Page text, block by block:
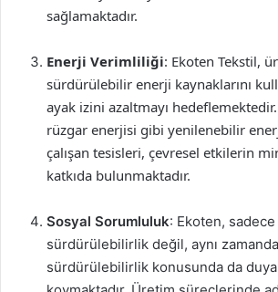
sağlamaktadır.
Enerji Verimliliği: Ekoten Tekstil,
sürdürülebilir enerji kaynaklarını
ayak izini azaltmayı
rüzgar enerjisi gibi yenilenebilir
çalışan tesisleri, çevresel etkilerin
katkıda bulunmaktadır.
Sosyal Sorumluluk: Ekoten,
sürdürülebilirlik değil, aynı
sürdürülebilirlik konusunda da